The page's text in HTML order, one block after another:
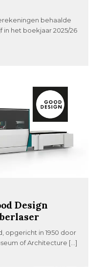
behaalde
het boekjaar 2025/26
Design
opgericht in 1950 door
of Architecture […]